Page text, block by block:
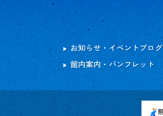
お知らせ・イベントブログ
館内案内・パンフレット